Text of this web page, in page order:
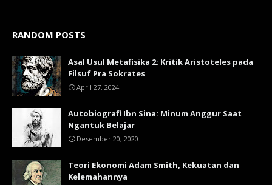
RANDOM POSTS
Asal Usul Metafisika 2: Kritik Aristoteles pada
Filsuf Pra Sokrates
April 27, 2024
Autobiografi Ibn Sina: Minum Anggur Saat
Ngantuk Belajar
Desember 20, 2020
Teori Ekonomi Adam Smith, Kekuatan dan
Kelemahannya